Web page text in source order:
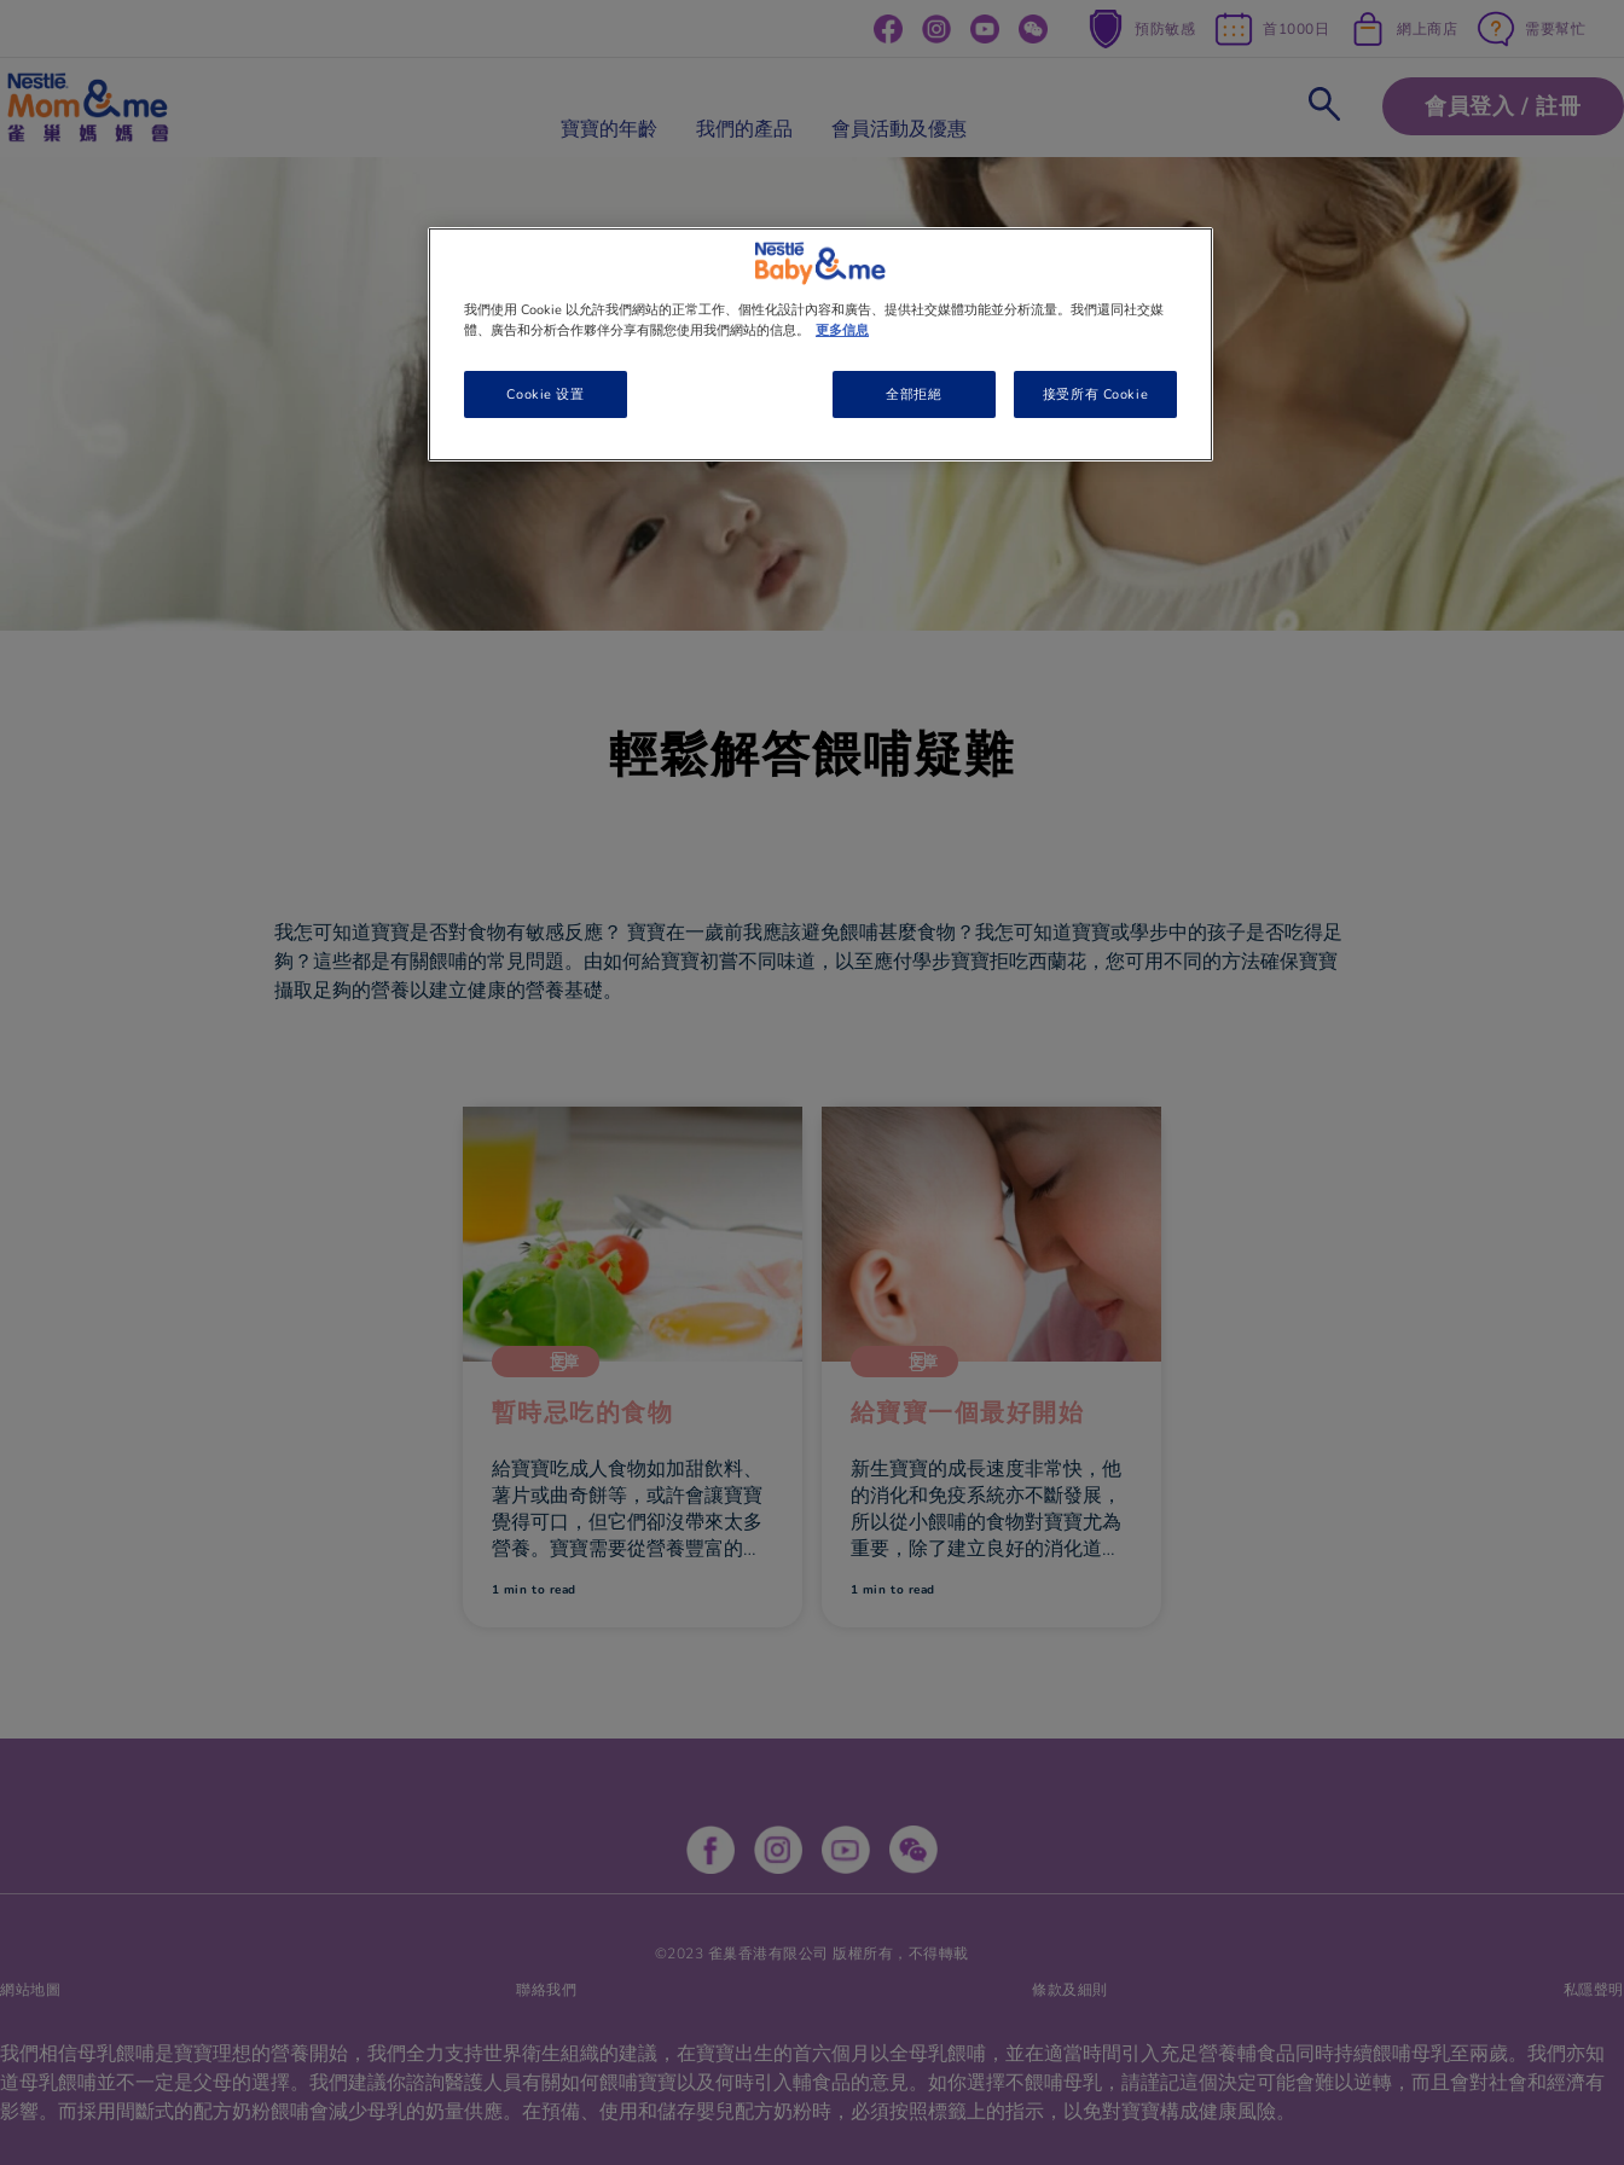
主
內
容
預防敏感 首1000日 網上商店 需要幫忙
寶寶的年齡 我們的產品
會員活動及優惠
會員登入 / 註冊
輕鬆解答餵哺疑難
我怎可知道寶寶是否對食物有敏感反應？ 寶寶在一歲前我應該避免餵哺甚麼食物？我怎可知道寶寶或學步中的孩子是否吃得足
夠？這些都是有關餵哺的常見問題。由如何給寶寶初嘗不同味道，以至應付學步寶寶拒吃西蘭花，您可用不同的方法確保寶寶
攝取足夠的營養以建立健康的營養基礎。
文章
暫時忌吃的食物
給寶寶吃成人食物如加甜飲料、
薯片或曲奇餅等，或許會讓寶寶
覺得可口，但它們卻沒帶來太多
營養。寶寶需要從營養豐富的食
需熱量幫助成長。
1 min to read
文章
給寶寶一個最好開始
新生寶寶的成長速度非常快，他
的消化和免疫系統亦不斷發展，
所以從小餵哺的食物對寶寶尤為
重要，除了建立良好的消化道，
1 min to read
©2023 雀巢香港有限公司 版權所有，不得轉載
網站地圖
聯絡我們 條款及細則 私隱聲明
我們相信母乳餵哺是寶寶理想的營養開始，我們全力支持世界衛生組織的建議，在寶寶出生的首六個月以全母乳餵哺，並在適當時間引入充足營養輔食品同時持續餵哺母乳至兩歲。我們亦知
道母乳餵哺並不一定是父母的選擇。我們建議你諮詢醫護人員有關如何餵哺寶寶以及何時引入輔食品的意見。如你選擇不餵哺母乳，請謹記這個決定可能會難以逆轉，而且會對社會和經濟有
影響。而採用間斷式的配方奶粉餵哺會減少母乳的奶量供應。在預備、使用和儲存嬰兒配方奶粉時，必須按照標籤上的指示，以免對寶寶構成健康風險。
我們使用 Cookie 以允許我們網站的正常工作、個性化設計內容和廣告、提供社交媒體功能並分析流量。我們還同社交媒
體、廣告和分析合作夥伴分享有關您使用我們網站的信息。
更多信息
全部拒絕 接受所有 Cookie
Cookie 设置